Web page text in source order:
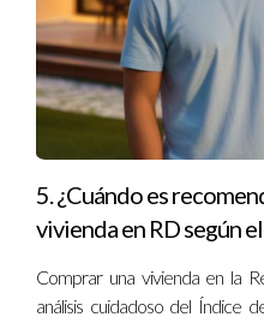
ofrezcan servicios de
un perfil de comprador
La capital, Santo
sus áreas urbanas
mejorado la
aumento en la calidad
propiedades han
En Santiago, el acceso
incremento en el
establecerse en la
5. ¿Cuándo es
vivienda en RD según
Comprar una vivienda en la
análisis cuidadoso del Índice